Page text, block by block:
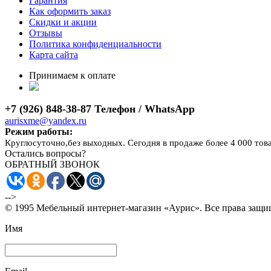
Как оформить заказ
Скидки и акции
Отзывы
Политика конфиденциальности
Карта сайта
Принимаем к оплате
+7 (926) 848-38-87 Телефон / WhatsApp
aurisxme@yandex.ru
Режим работы:
Круглосуточно,без выходных. Сегодня в продаже более 4 000
Остались вопросы?
ОБРАТНЫЙ ЗВОНОК
-->
© 1995 Мебельный интернет-магазин «Аурис». Все права
Имя